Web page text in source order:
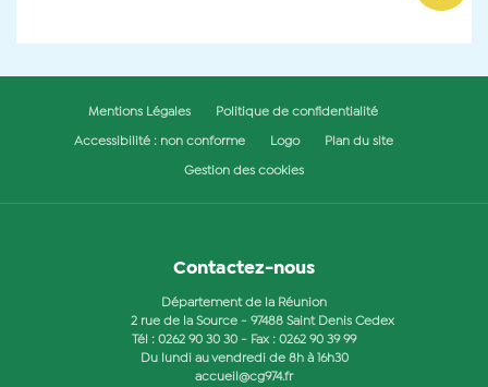
Mentions Légales Politique de confidentialité
Accessibilité : non conforme Logo Plan du site
Gestion des cookies
Contactez-nous
Département de la Réunion
2 rue de la Source - 97488 Saint Denis Cedex
Tél : 0262 90 30 30 - Fax : 0262 90 39 99
Du lundi au vendredi de 8h à 16h30
accueil@cg974.fr